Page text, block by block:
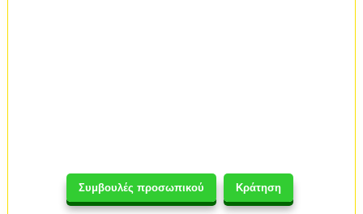
Συμβουλές προσωπικού Κράτηση